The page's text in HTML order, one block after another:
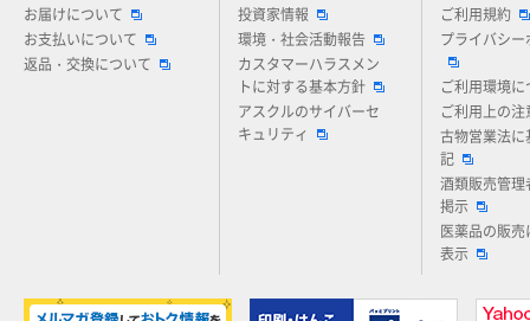
お届けについて
お支払いについて
返品・交換について
投資家情報
環境・社会活動報告
カスタマーハラスメン
トに対する基本方針
アスクルのサイバーセ
キュリティ
ご利用規約
プライバシー
ご利用環境に
ご利用上の注
古物営業法に
記
酒類販売管理
掲示
医薬品の販売
表示